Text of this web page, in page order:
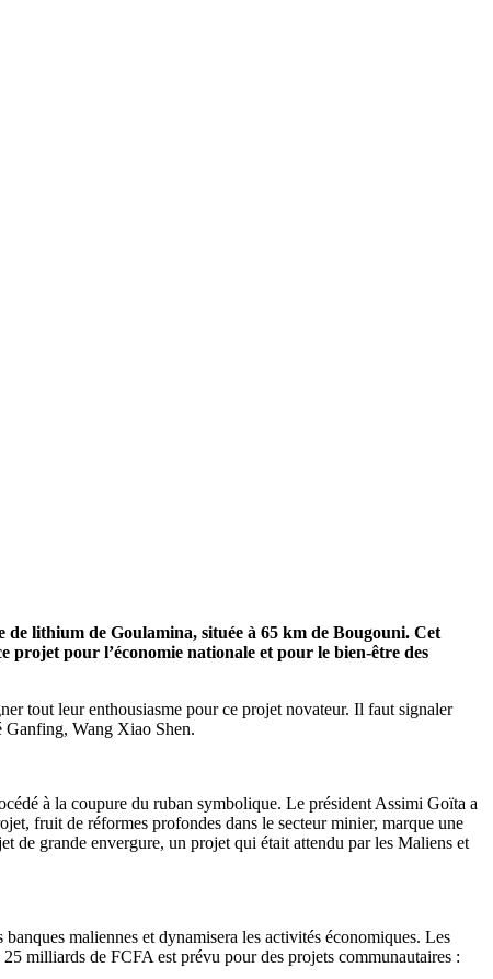
de lithium de Goulamina, située à 65 km de Bougouni. Cet
projet pour l’économie nationale et pour le bien-être des
tout leur enthousiasme pour ce projet novateur. Il faut signaler
Ganfing, Wang Xiao Shen.
à la coupure du ruban symbolique. Le président Assimi Goïta a
fruit de réformes profondes dans le secteur minier, marque une
de grande envergure, un projet qui était attendu par les Maliens et
maliennes et dynamisera les activités économiques. Les
milliards de FCFA est prévu pour des projets communautaires :